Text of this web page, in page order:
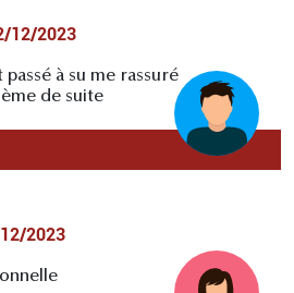
12/2023
à su me rassuré
de suite
2023